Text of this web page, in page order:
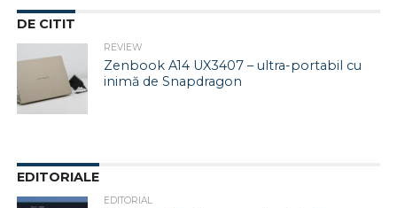
DE CITIT
REVIEW
Zenbook A14 UX3407 – ultra-portabil cu
inimă de Snapdragon
EDITORIALE
EDITORIAL